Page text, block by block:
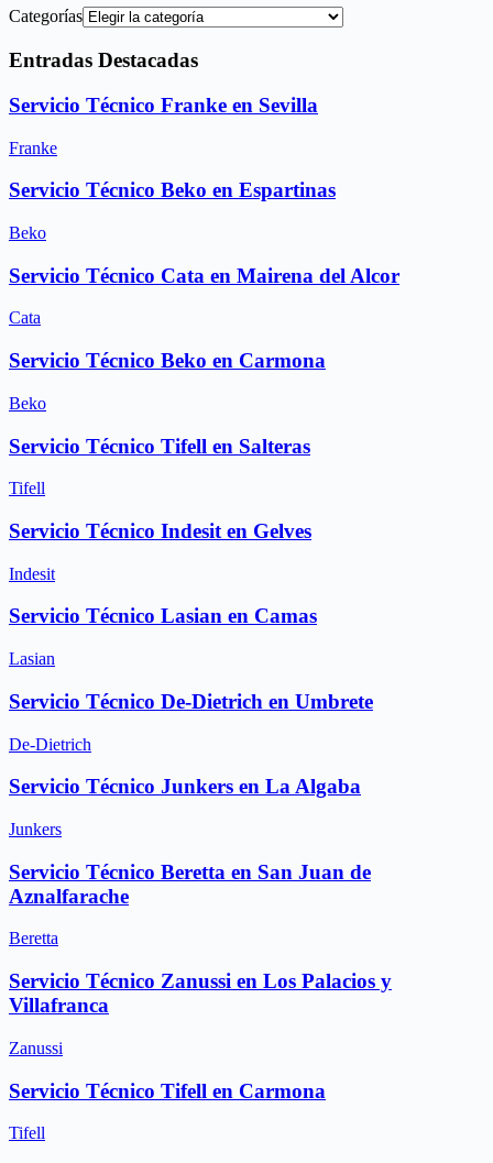
Categorías
Entradas Destacadas
Servicio Técnico Franke en Sevilla
Franke
Servicio Técnico Beko en Espartinas
Beko
Servicio Técnico Cata en Mairena del Alcor
Cata
Servicio Técnico Beko en Carmona
Beko
Servicio Técnico Tifell en Salteras
Tifell
Servicio Técnico Indesit en Gelves
Indesit
Servicio Técnico Lasian en Camas
Lasian
Servicio Técnico De-Dietrich en Umbrete
De-Dietrich
Servicio Técnico Junkers en La Algaba
Junkers
Servicio Técnico Beretta en San Juan de
Aznalfarache
Beretta
Servicio Técnico Zanussi en Los Palacios y
Villafranca
Zanussi
Servicio Técnico Tifell en Carmona
Tifell